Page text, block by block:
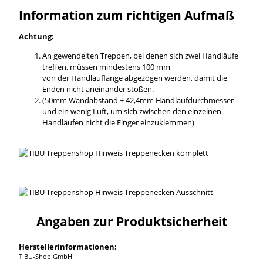
Information zum richtigen Aufmaß
Achtung:
An gewendelten Treppen, bei denen sich zwei Handläufe
treffen, müssen mindestens 100 mm
von der Handlauflänge abgezogen werden, damit die
Enden nicht aneinander stoßen.
(50mm Wandabstand + 42,4mm Handlaufdurchmesser
und ein wenig Luft, um sich zwischen den einzelnen
Handläufen nicht die Finger einzuklemmen)
Angaben zur Produktsicherheit
Herstellerinformationen:
TIBU-Shop GmbH